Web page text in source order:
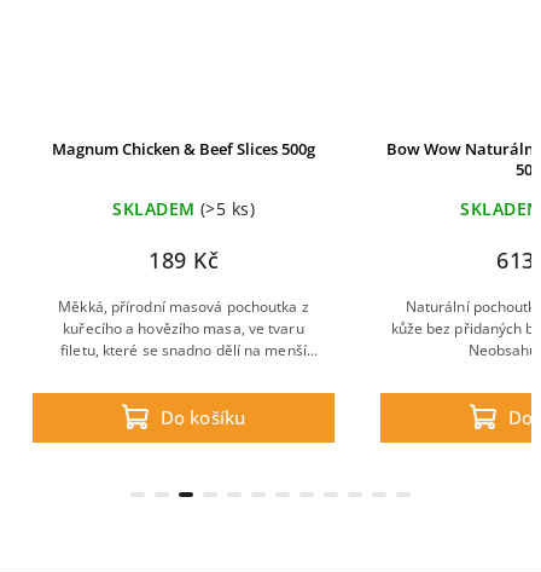
Magnum Chicken & Beef Slices 500g
SKLADEM (>5 ks)
189 Kč
Do košíku
Měkká, přírodní masová pochoutka z
kuřecího a hovězího masa, ve tvaru
filetu, které se snadno dělí na menší
Bow Wow Naturální
613
Do
Naturální
kůže bez přidaných